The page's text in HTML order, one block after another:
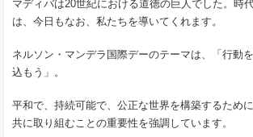
マディバは20世紀における道徳の巨人でした。時
は、今日もなお、私たちを導いてくれます。
ネルソン・マンデラ国際デーのテーマは、「行動
込もう」。
平和で、持続可能で、公正な世界を構築するため
共に取り組むことの重要性を強調しています。